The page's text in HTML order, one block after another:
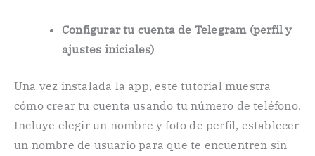
Configurar tu cuenta de Telegram (perfil y
ajustes iniciales)
Una vez instalada la app, este tutorial muestra
cómo crear tu cuenta usando tu número de teléfono.
Incluye elegir un nombre y foto de perfil, establecer
un nombre de usuario para que te encuentren sin